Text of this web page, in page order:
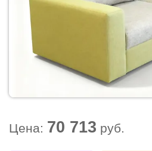
Цена: 70 713 руб.